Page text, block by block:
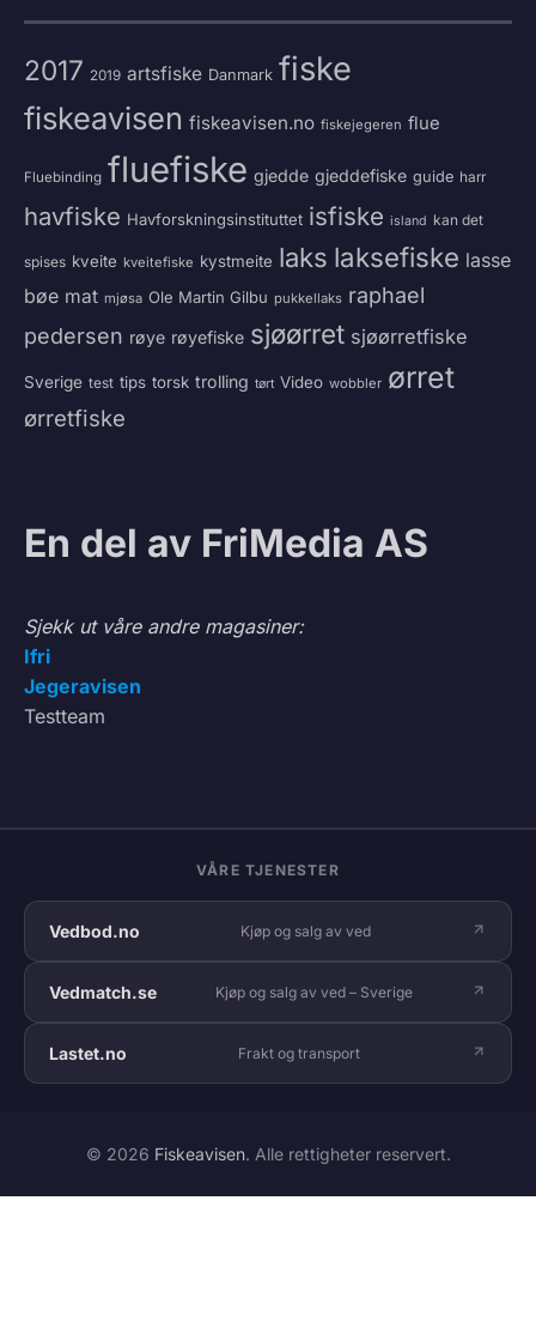
2017 2019 artsfiske Danmark fiske
fiskeavisen fiskeavisen.no fiskejegeren flue
Fluebinding fluefiske gjedde gjeddefiske guide harr
havfiske Havforskningsinstituttet isfiske island kan det
spises kveite kveitefiske kystmeite laks laksefiske lasse
bøe mat mjøsa Ole Martin Gilbu pukkellaks raphael
pedersen røye røyefiske sjøørret sjøørretfiske
Sverige test tips torsk trolling tørt Video wobbler ørret
ørretfiske
En del av FriMedia AS
Sjekk ut våre andre magasiner:
Ifri
Jegeravisen
Testteam
VÅRE TJENESTER
Vedbod.no Kjøp og salg av ved
Vedmatch.se Kjøp og salg av ved – Sverige
Lastet.no Frakt og transport
© 2026 Fiskeavisen. Alle rettigheter reservert.